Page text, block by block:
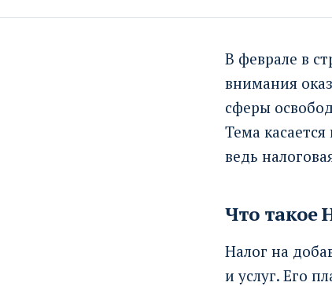
В феврале в
внимания
сферы
Тема
ведь
Что такое
Налог на
и услуг. Его